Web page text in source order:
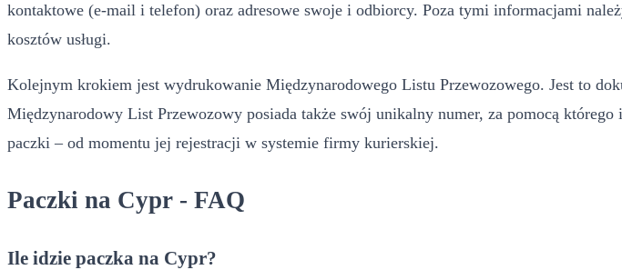
kontaktowe (e-mail i telefon) oraz adresowe swoje i odbiorcy. Poza tymi informacjami
kosztów usługi.
Kolejnym krokiem jest wydrukowanie Międzynarodowego Listu Przewozowego. Jest to
Międzynarodowy List Przewozowy posiada także swój unikalny numer, za pomocą
paczki – od momentu jej rejestracji w systemie firmy kurierskiej.
Paczki na Cypr - FAQ
Ile idzie paczka na Cypr?